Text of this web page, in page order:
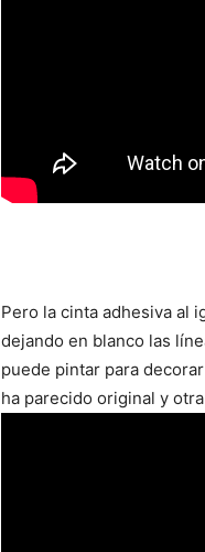
Pero la cinta adhesiva al
dejando en blanco las
puede pintar para
ha parecido original y